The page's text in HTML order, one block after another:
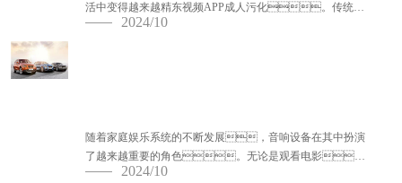
活中变得越来越精东视频APP成人污化。传统音
响设备曾经是每个家庭娱乐系统中的核心，但精东
2024/10
随着家庭娱乐系统的不断发展，音响设备在其中扮演
了越来越重要的角色。无论是观看电影、
玩电子游戏还是聆听音乐，一个高品质的音响系统能够
2024/10